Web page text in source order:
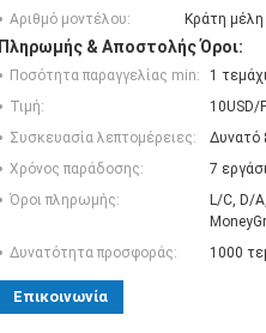
Αριθμό μοντέλου:
Κράτη μέλη
Πληρωμής & Αποστολής Όροι:
Ποσότητα παραγγελίας min:
1
Τιμή:
10USD/
Συσκευασία λεπτομέρειες:
Δυνατό
Χρόνος παράδοσης:
7
Όροι πληρωμής:
L/C, D/
Δυνατότητα προσφοράς:
1000
Επικοινωνία